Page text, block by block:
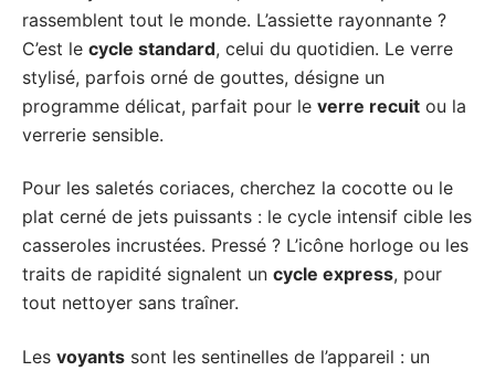
rassemblent tout le monde. L’assiette rayonnante ?
C’est le cycle standard, celui du quotidien. Le verre
stylisé, parfois orné de gouttes, désigne un
programme délicat, parfait pour le verre recuit ou la
verrerie sensible.
Pour les saletés coriaces, cherchez la cocotte ou le
plat cerné de jets puissants : le cycle intensif cible les
casseroles incrustées. Pressé ? L’icône horloge ou les
traits de rapidité signalent un cycle express, pour
tout nettoyer sans traîner.
Les voyants sont les sentinelles de l’appareil : un